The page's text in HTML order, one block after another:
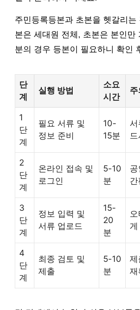
주민등록등본과 초본을 헷갈리는
본은 세대원 전체, 초본은 본인만
분의 경우 등본이 필요하니 확인
단
계
실행 방법
소요
시간
1
단
계
필요 서류 및
정보 준비
10-
15분
드
2
단
계
온라인 접속 및
로그인
5-10
분
간
3
단
계
정보 입력 및
서류 업로드
15-
20
분
게
4
단
계
최종 검토 및
제출
5-10
분
제
재